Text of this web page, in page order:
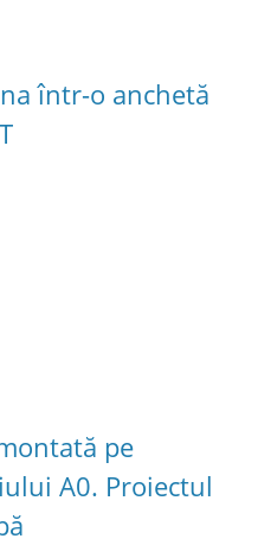
într-o anchetă
pe
A0. Proiectul